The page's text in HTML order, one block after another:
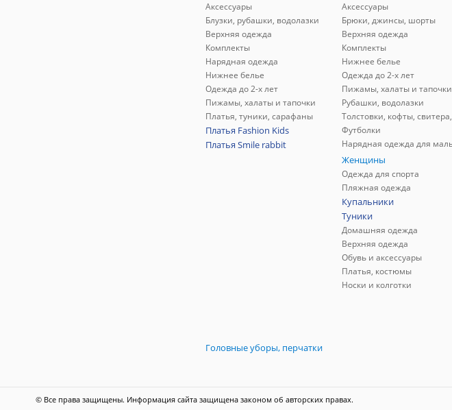
Аксессуары
Блузки, рубашки, водолазки
Верхняя одежда
Комплекты
Нарядная одежда
Нижнее белье
Одежда до 2-х лет
Пижамы, халаты и тапочки
Платья, туники, сарафаны
Платья Fashion Kids
Платья Smile rabbit
Аксессуары
Брюки, джинсы, шорты
Верхняя одежда
Комплекты
Нижнее белье
Одежда до 2-х лет
Пижамы, халаты и тапочки
Рубашки, водолазки
Футболки
Женщины
Одежда для спорта
Пляжная одежда
Купальники
Туники
Домашняя одежда
Верхняя одежда
Обувь и аксессуары
Платья, костюмы
Носки и колготки
Головные уборы, перчатки
© Все права защищены. Информация сайта защищена законом об авторских правах.